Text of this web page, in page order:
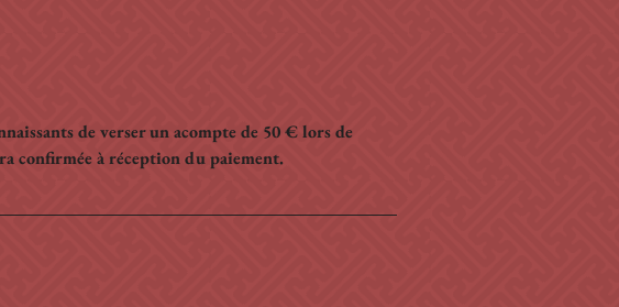
de verser un acompte de 50 € lors de
confirmée à réception du paiement.